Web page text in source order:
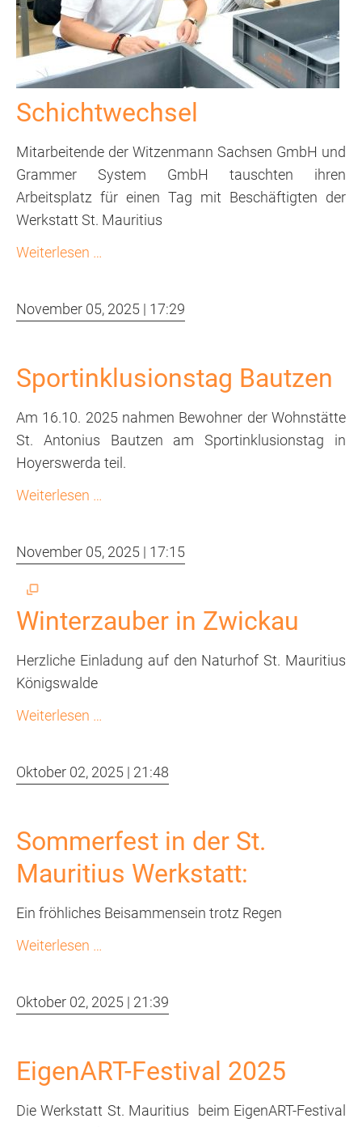
Schichtwechsel
Mitarbeitende der Witzenmann Sachsen GmbH und
Grammer System GmbH tauschten ihren
Arbeitsplatz für einen Tag mit Beschäftigten der
Werkstatt St. Mauritius
Weiterlesen …
November 05, 2025 | 17:29
Sportinklusionstag Bautzen
Am 16.10. 2025 nahmen Bewohner der Wohnstätte
St. Antonius Bautzen am Sportinklusionstag in
Hoyerswerda teil.
Weiterlesen …
November 05, 2025 | 17:15
Winterzauber in Zwickau
Herzliche Einladung auf den Naturhof St. Mauritius
Königswalde
Weiterlesen …
Oktober 02, 2025 | 21:48
Sommerfest in der St.
Mauritius Werkstatt:
Ein fröhliches Beisammensein trotz Regen
Weiterlesen …
St.
Werkstatt:
Oktober 02, 2025 | 21:39
EigenART-Festival 2025
Die Werkstatt St. Mauritius beim EigenART-Festival